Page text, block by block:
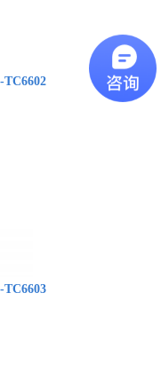
TC6602
TC6603